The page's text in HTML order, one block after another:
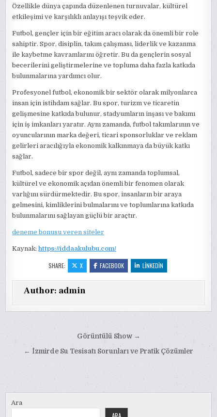
Özellikle dünya çapında düzenlenen turnuvalar, kültürel
etkileşimi ve karşılıklı anlayışı teşvik eder.
Futbol, gençler için bir eğitim aracı olarak da önemli bir role
sahiptir. Spor, disiplin, takım çalışması, liderlik ve kazanma
ile kaybetme kavramlarını öğretir. Bu da gençlerin sosyal
becerilerini geliştirmelerine ve topluma daha fazla katkıda
bulunmalarına yardımcı olur.
Profesyonel futbol, ekonomik bir sektör olarak milyonlarca
insan için istihdam sağlar. Bu spor, turizm ve ticaretin
gelişmesine katkıda bulunur, stadyumların inşası ve bakımı
için iş imkanları yaratır. Aynı zamanda, futbol takımlarının ve
oyuncularının marka değeri, ticari sponsorluklar ve reklam
gelirleri aracılığıyla ekonomik kalkınmaya da büyük katkı
sağlar.
Futbol, sadece bir spor değil, aynı zamanda toplumsal,
kültürel ve ekonomik açıdan önemli bir fenomen olarak
varlığını sürdürmektedir. Bu spor, insanların bir araya
gelmesini, kimliklerini bulmalarını ve toplumlarına katkıda
bulunmalarını sağlayan güçlü bir araçtır.
deneme bonusu veren siteler
Kaynak:https://iddaakulubu.com/
SHARE: X FACEBOOK LINKEDIN
Author: admin
gezinmesi
Görüntülü Show →
← İzmirde Su Tesisatı Sorunları ve Pratik Çözümler
Ara